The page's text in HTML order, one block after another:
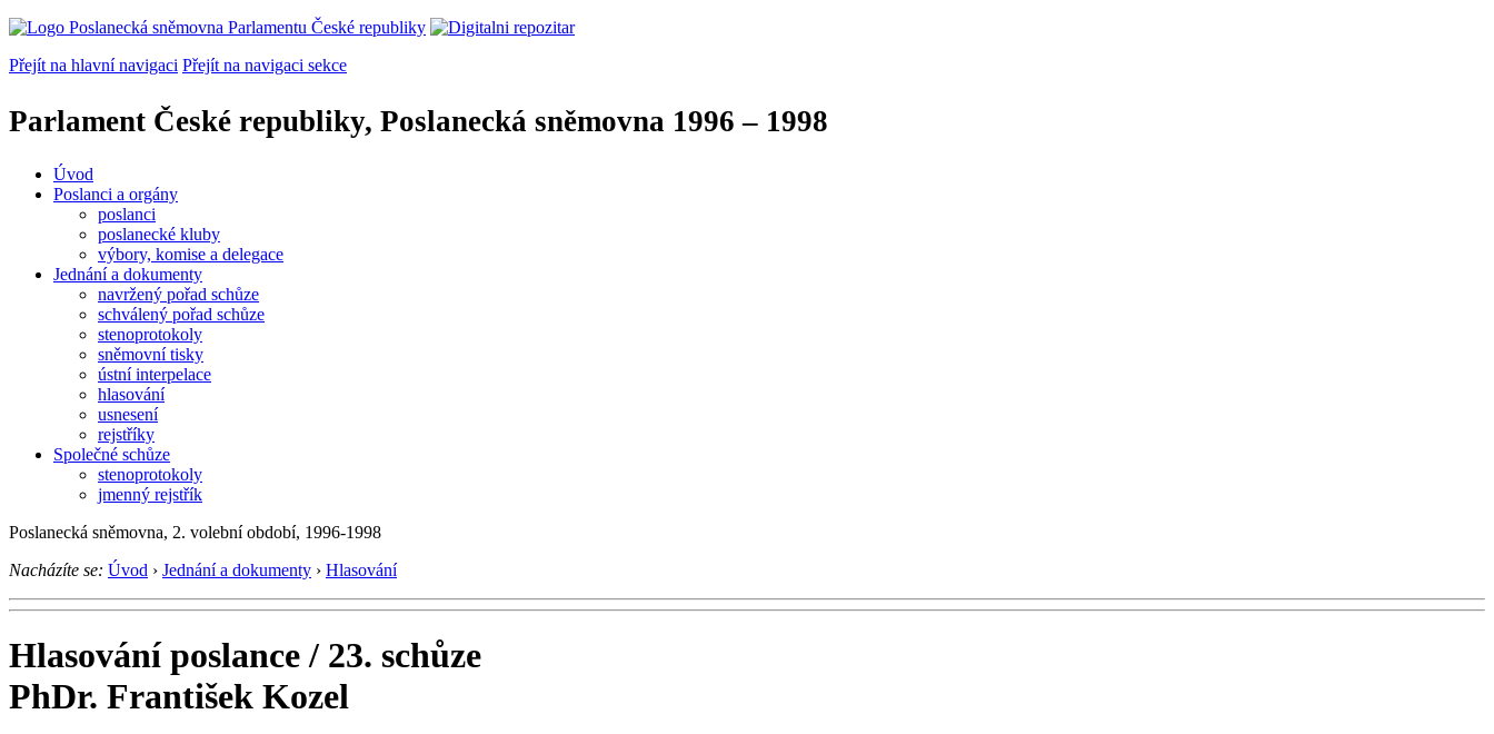
Přejít na hlavní navigaci Přejít na navigaci sekce
Parlament České republiky, Poslanecká sněmovna 1996 – 1998
Úvod
Poslanci a orgány
poslanci
poslanecké kluby
výbory, komise a delegace
Jednání a dokumenty
navržený pořad schůze
schválený pořad schůze
stenoprotokoly
sněmovní tisky
ústní interpelace
hlasování
usnesení
rejstříky
Společné schůze
stenoprotokoly
jmenný rejstřík
Poslanecká sněmovna, 2. volební období, 1996-1998
Nacházíte se: Úvod › Jednání a dokumenty › Hlasování
Hlasování poslance / 23. schůze
PhDr. František Kozel